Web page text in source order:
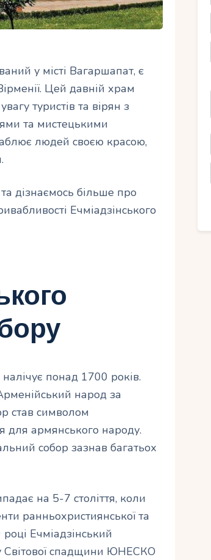
у місті Вагаршапат, є
Цей давній храм
туристів та вірян з
та мистецькими
людей своєю красою,
дізнаємось більше про
Ечміадзінського
понад 1700 років.
народ за
став символом
для армянського народу.
собор зазнав багатьох
на 5-7 століття, коли
ранньохристиянської та
Ечміадзінський
Світової спадщини ЮНЕСКО